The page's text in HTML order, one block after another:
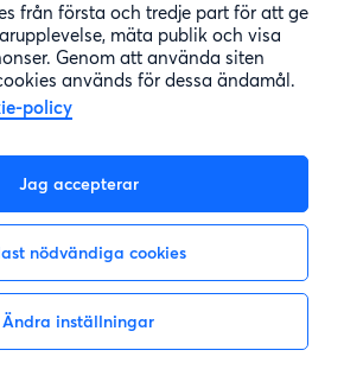
från första och tredje part för att ge
mäta publik och visa
Genom att använda siten
används för dessa ändamål.
policy
Jag accepterar
nödvändiga cookies
Ändra inställningar
Visa intresse